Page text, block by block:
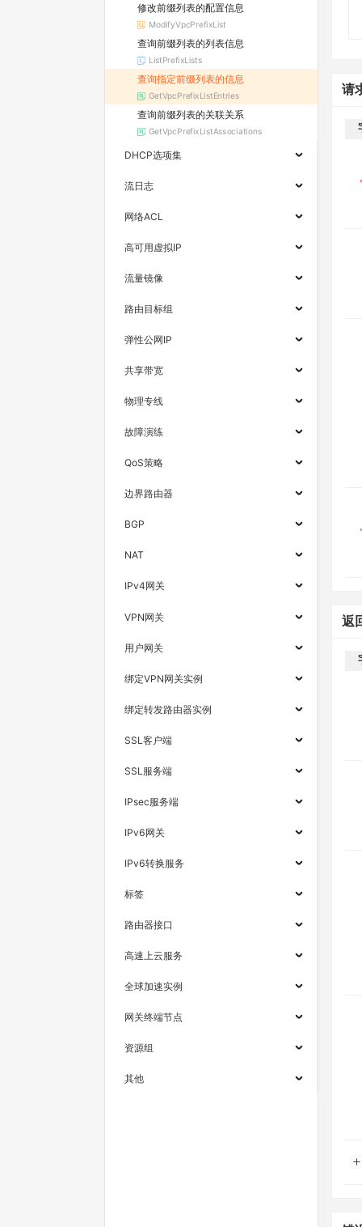
修改前缀列表的配置信息
ModifyVpcPrefixList
查询前缀列表的列表信息
ListPrefixLists
查询指定前缀列表的信息
GetVpcPrefixListEntries
查询前缀列表的关联关系
GetVpcPrefixListAssociations
DHCP选项集
流日志
网络ACL
高可用虚拟IP
流量镜像
路由目标组
弹性公网IP
共享带宽
物理专线
故障演练
QoS策略
边界路由器
BGP
NAT
IPv4网关
VPN网关
用户网关
绑定VPN网关实例
绑定转发路由器实例
SSL客户端
SSL服务端
IPsec服务端
IPv6网关
IPv6转换服务
标签
路由器接口
高速上云服务
全球加速实例
网关终端节点
资源组
其他
请
返